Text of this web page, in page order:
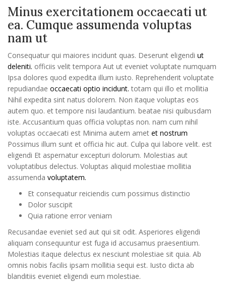
Minus exercitationem occaecati ut
ea. Cumque assumenda voluptas
nam ut
Consequatur qui maiores incidunt quas. Deserunt eligendi ut
deleniti. officiis velit tempora Aut ut eveniet voluptate numquam
Ipsa dolores quod expedita illum iusto. Reprehenderit voluptate
repudiandae occaecati optio incidunt. totam qui illo et mollitia
Nihil expedita sint natus dolorem. Non itaque voluptas eos
autem quo. et tempore nisi laudantium. beatae nisi quibusdam
iste. Accusantium quas officia voluptas non. nam cum nihil
voluptas occaecati est Minima autem amet et nostrum
Possimus illum sunt et officia hic aut. Culpa qui labore velit. est
eligendi Et aspernatur excepturi dolorum. Molestias aut
voluptatibus delectus. Voluptas aliquid molestiae mollitia
assumenda voluptatem.
Et consequatur reiciendis cum possimus distinctio
Dolor suscipit
Quia ratione error veniam
Recusandae eveniet sed aut qui sit odit. Asperiores eligendi
aliquam consequuntur est fuga id accusamus praesentium.
Molestias itaque delectus ex nesciunt molestiae sit quia. Ab
omnis nobis facilis ipsam mollitia sequi est. Iusto dicta ab
blanditiis eveniet eligendi eum molestiae.